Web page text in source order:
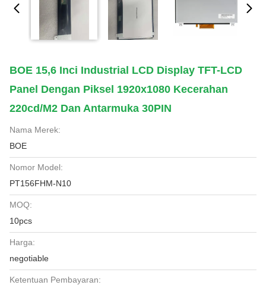
BOE 15,6 Inci Industrial LCD Display TFT-LCD
Panel Dengan Piksel 1920x1080 Kecerahan
220cd/m2 Dan Antarmuka 30PIN
Nama Merek:
BOE
Nomor Model:
PT156FHM-N10
MOQ:
10pcs
Harga:
negotiable
Ketentuan Pembayaran: